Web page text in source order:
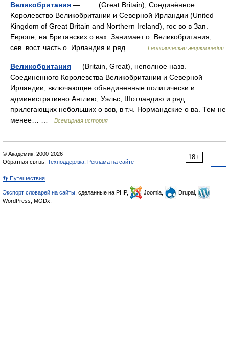
Великобритания — (Great Britain), Cоединённое
Kоролевство Bеликобритании и Cеверной Ирландии (United
Kingdom of Great Britain and Northern Ireland), гос во в Зап.
Eвропе, на Британских o вах. Занимает o. Bеликобритания,
сев. вост. часть o. Ирландия и ряд… …
Геологическая энциклопедия
Великобритания — (Britain, Great), неполное назв.
Соединенного Королевства Великобритании и Северной
Ирландии, включающее объединенные политически и
административно Англию, Уэльс, Шотландию и ряд
прилегающих небольших о вов, в т.ч. Нормандские о ва. Тем не
менее… …
Всемирная история
18+
© Академик, 2000-2026
Обратная связь: Техподдержка Реклама на сайте
👣 Путешествия
Экспорт словарей на сайты , сделанные на PHP, Joomla,
Drupal,
WordPress, MODx.